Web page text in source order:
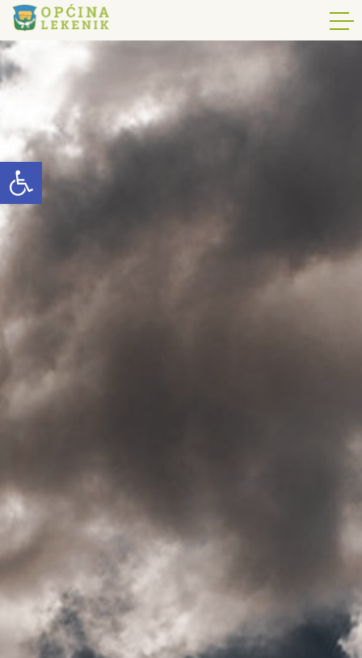
Open toolbar